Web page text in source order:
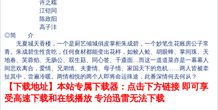
许之糯
江铠同
陈政阳
高子沣
◎简 介
无夏城天香楼，一个是厨艺倾城俏皮掌柜朱成碧，一个妙笔生花账房公子常
青。朱成碧生性贪吃，任何食材都能变出花样，如鲛人鲙、胡眼蜂、掌间珠、天
地春、芙蓉焰、无肠公、双生菇、同心签、千齑面…而这一道道菜亦是一幕幕人
间悲欢离合，爱情、兄弟情、夫妻情、母子情、家国天下的危机……两人皆被牵
扯其中，尝遍冷暖。两情相悦的两个人即将命运殊途，此番深情何去何从？
【下载地址】本站专属下载器：点击下方链接 即可享
受高速下载和在线播放 专治迅雷无法下载